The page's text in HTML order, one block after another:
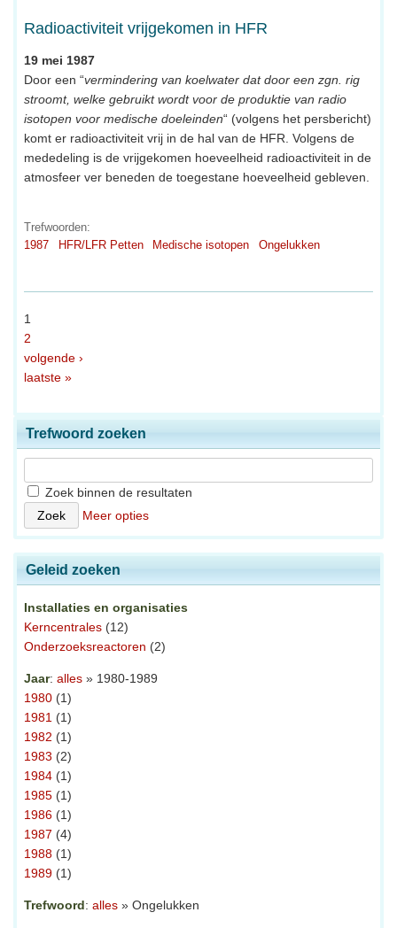
Radioactiviteit vrijgekomen in HFR
19 mei 1987
Door een “vermindering van koelwater dat door een zgn. rig
stroomt, welke gebruikt wordt voor de produktie van radio
isotopen voor medische doeleinden“ (volgens het persbericht)
komt er radioactiviteit vrij in de hal van de HFR. Volgens de
mededeling is de vrijgekomen hoeveelheid radioactiviteit in de
atmosfeer ver beneden de toegestane hoeveelheid gebleven.
Trefwoorden:
1987
HFR/LFR Petten Medische isotopen Ongelukken
1
2
volgende ›
laatste »
Trefwoord zoeken
Zoek binnen de resultaten
Meer opties
Geleid zoeken
Installaties en organisaties
Kerncentrales (12)
Onderzoeksreactoren (2)
Jaar: alles » 1980-1989
1980 (1)
1981 (1)
1982 (1)
1983 (2)
1984 (1)
1985 (1)
1986 (1)
1987 (4)
1988 (1)
1989 (1)
Trefwoord: alles » Ongelukken